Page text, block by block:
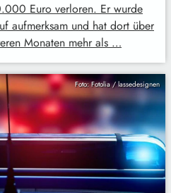
Euro verloren. Er wurde
aufmerksam und hat dort über
Monaten mehr als …
Foto: Fotolia / lassedesignen